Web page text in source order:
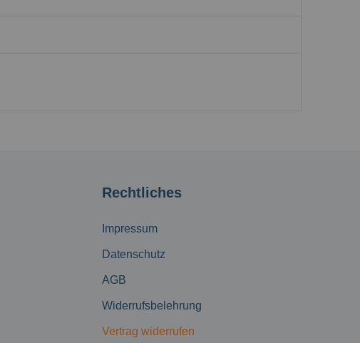
Rechtliches
Impressum
Datenschutz
AGB
Widerrufsbelehrung
Vertrag widerrufen